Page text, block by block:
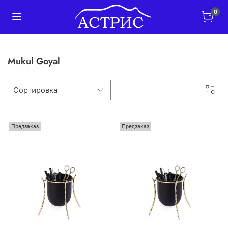
0
Mukul Goyal
Предзаказ Предзаказ